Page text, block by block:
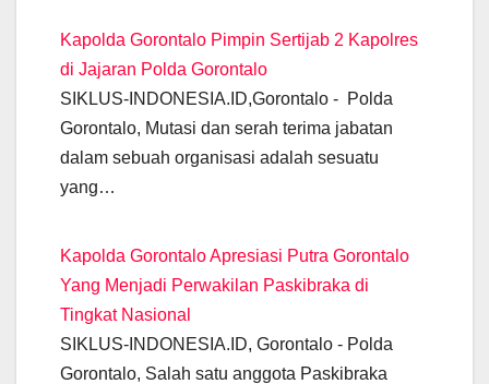
Kapolda Gorontalo Pimpin Sertijab 2 Kapolres
di Jajaran Polda Gorontalo
SIKLUS-INDONESIA.ID,Gorontalo - Polda
Gorontalo, Mutasi dan serah terima jabatan
dalam sebuah organisasi adalah sesuatu
yang…
Kapolda Gorontalo Apresiasi Putra Gorontalo
Yang Menjadi Perwakilan Paskibraka di
Tingkat Nasional
SIKLUS-INDONESIA.ID, Gorontalo - Polda
Gorontalo, Salah satu anggota Paskibraka